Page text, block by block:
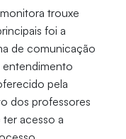
trouxe
foi a
de comunicação
entendimento
pela
dos professores
ter acesso a